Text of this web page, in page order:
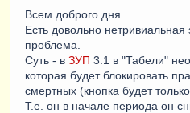
Всем доброго дня.
Есть довольно нетривиальная
проблема.
Суть - в ЗУП 3.1 в "Табели"
которая будет блокировать
смертных (кнопка будет
Т.е. он в начале периода он